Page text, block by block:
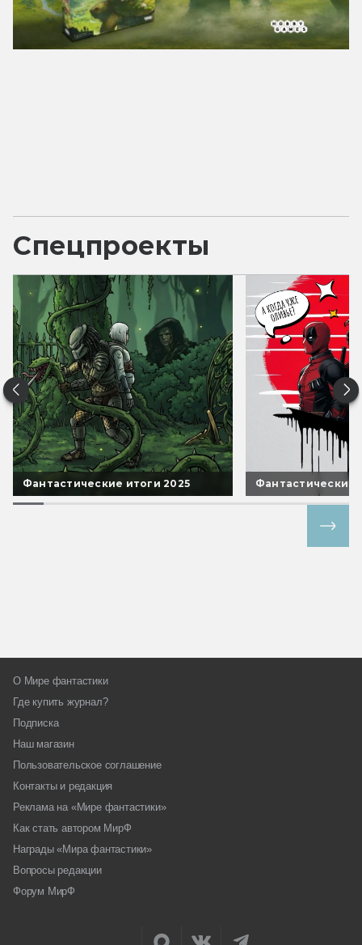
Спецпроекты
Фантастические итоги 2025 Фантастические
О Мире фантастики
Где купить журнал?
Подписка
Наш магазин
Пользовательское соглашение
Контакты и редакция
Реклама на «Мире фантастики»
Как стать автором МирФ
Награды «Мира фантастики»
Вопросы редакции
Форум МирФ